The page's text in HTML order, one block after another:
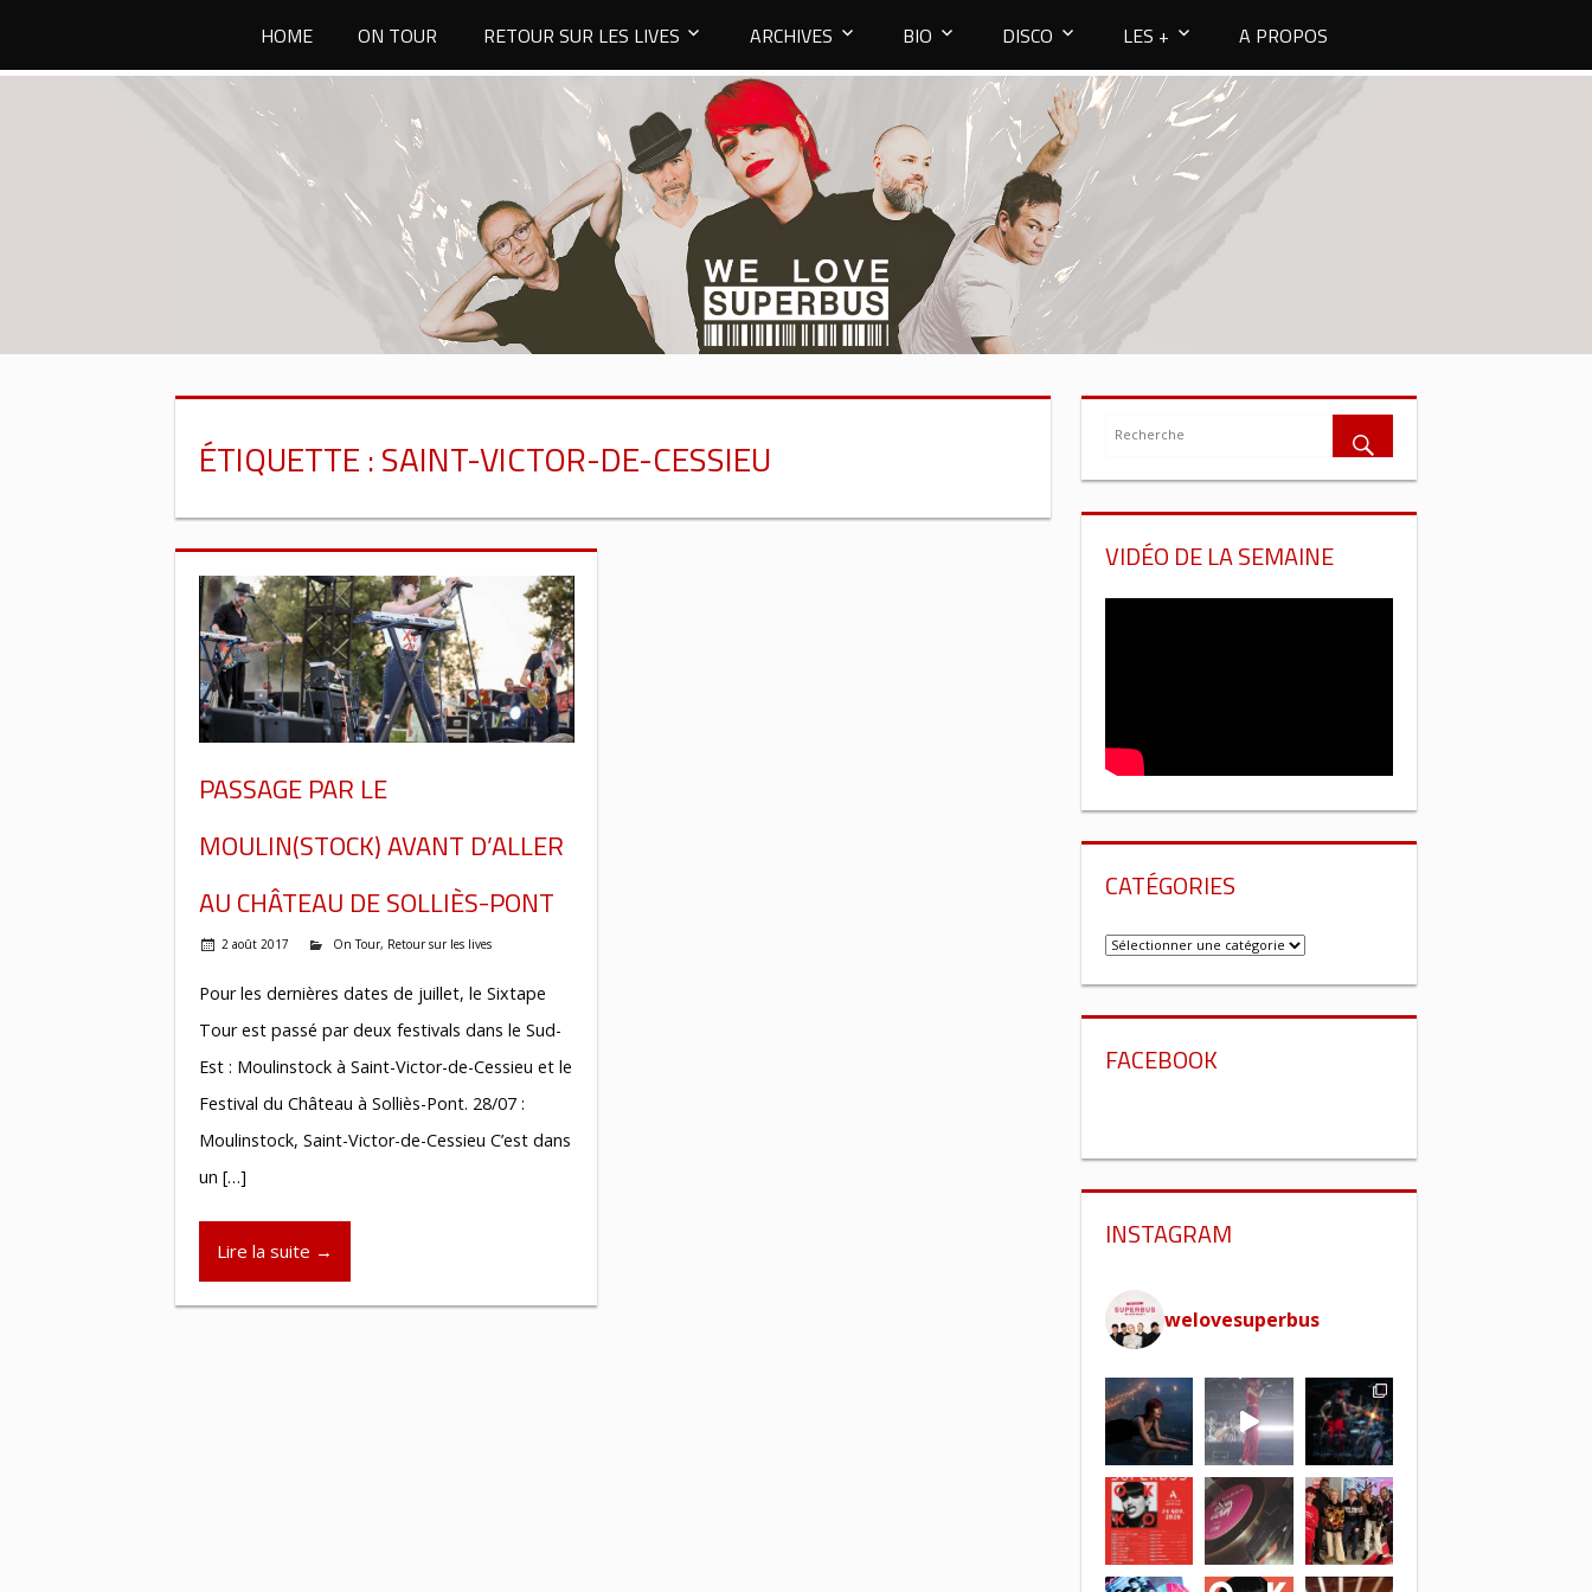
contenu
HOME ON TOUR RETOUR SUR LES LIVES ARCHIVES BIO DISCO LES + A PROPOS
ÉTIQUETTE :SAINT-VICTOR-DE-CESSIEU
PASSAGE PAR LE
MOULIN(STOCK) AVANT D’ALLER
AU CHÂTEAU DE SOLLIÈS-PONT
2 août 2017 On Tour, Retour sur les lives
Pour les dernières dates de juillet, le Sixtape
Tour est passé par deux festivals dans le Sud-
Est : Moulinstock à Saint-Victor-de-Cessieu et le
Festival du Château à Solliès-Pont. 28/07 :
Moulinstock, Saint-Victor-de-Cessieu C’est dans
un […]
Lire la suite →
VIDÉO DE LA SEMAINE
CATÉGORIES
Catégories
FACEBOOK
INSTAGRAM
welovesuperbus